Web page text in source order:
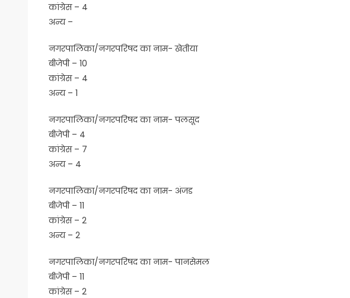
कांग्रेस – 4
अन्य –
नगरपालिका/नगरपरिषद का नाम- खेतीया
बीजेपी – 10
कांग्रेस – 4
अन्य – 1
नगरपालिका/नगरपरिषद का नाम- पलसूद
बीजेपी – 4
कांग्रेस – 7
अन्य – 4
नगरपालिका/नगरपरिषद का नाम- अंजड
बीजेपी – 11
कांग्रेस – 2
अन्य – 2
नगरपालिका/नगरपरिषद का नाम- पानसेमल
बीजेपी – 11
कांग्रेस – 2